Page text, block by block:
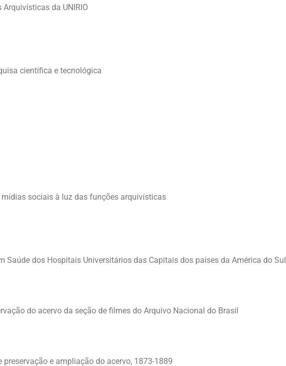
da UNIRIO
científica e tecnológica
sociais à luz das funções arquivísticas
Saúde dos Hospitais Universitários das Capitais dos países da América do Sul
do acervo da seção de filmes do Arquivo Nacional do Brasil
e ampliação do acervo, 1873-1889